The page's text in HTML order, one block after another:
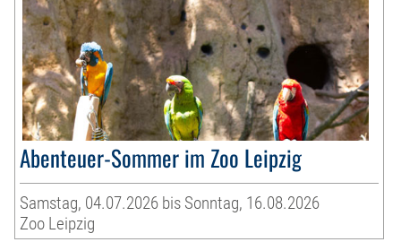
Abenteuer-Sommer im Zoo Leipzig
Samstag, 04.07.2026 bis Sonntag, 16.08.2026
Zoo Leipzig